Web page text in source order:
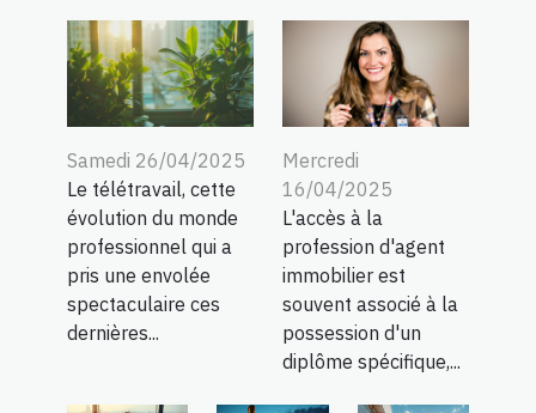
Samedi 26/04/2025
Le télétravail, cette
évolution du monde
professionnel qui a
pris une envolée
spectaculaire ces
dernières...
Mercredi
16/04/2025
L'accès à la
profession d'agent
immobilier est
souvent associé à la
possession d'un
diplôme spécifique,...